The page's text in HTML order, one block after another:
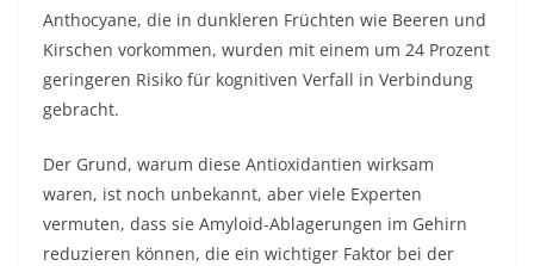
Anthocyane, die in dunkleren Früchten wie Beeren und
Kirschen vorkommen, wurden mit einem um 24 Prozent
geringeren Risiko für kognitiven Verfall in Verbindung
gebracht.
Der Grund, warum diese Antioxidantien wirksam
waren, ist noch unbekannt, aber viele Experten
vermuten, dass sie Amyloid-Ablagerungen im Gehirn
reduzieren können, die ein wichtiger Faktor bei der